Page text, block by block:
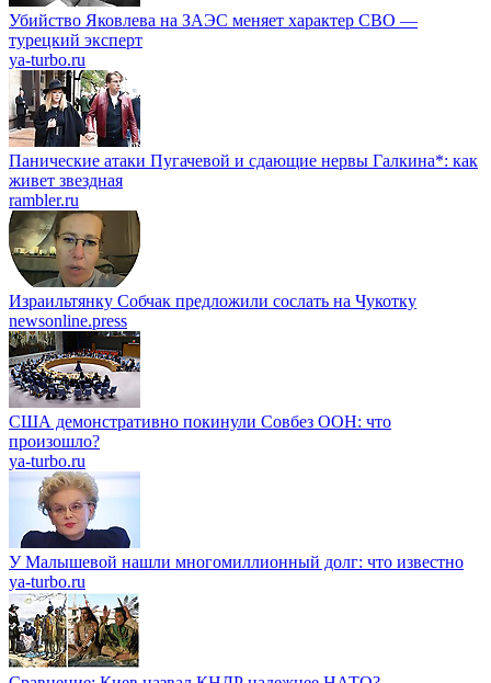
Убийство Яковлева на ЗАЭС меняет характер СВО —
турецкий эксперт
ya-turbo.ru
Панические атаки Пугачевой и сдающие нервы Галкина*: как
живет звездная
rambler.ru
Израильтянку Собчак предложили сослать на Чукотку
newsonline.press
США демонстративно покинули Совбез ООН: что
произошло?
ya-turbo.ru
У Малышевой нашли многомиллионный долг: что известно
ya-turbo.ru